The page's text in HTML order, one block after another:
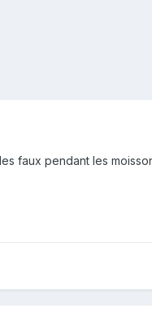
faux pendant les